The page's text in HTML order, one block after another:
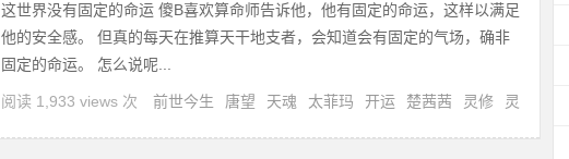
这世界没有固定的命运 傻B喜欢算命师告诉他，他有固定的命运，这样以满足
他的安全感。 但真的每天在推算天干地支者，会知道会有固定的气场，确非
固定的命运。 怎么说呢...
阅读 1,933 views 次 前世今生 唐望 天魂 太菲玛 开运 楚茜茜 灵修
灵